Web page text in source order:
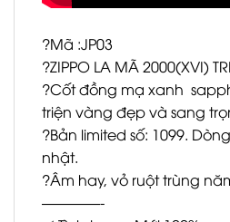
?Mã :JP03
?ZIPPO LA MÃ 2000(XVI)
?Cốt đồng mạ xanh
triện vàng đẹp và sang
?Bản limited số: 1099.
nhật.
?Âm hay, vỏ ruột trùng
————-